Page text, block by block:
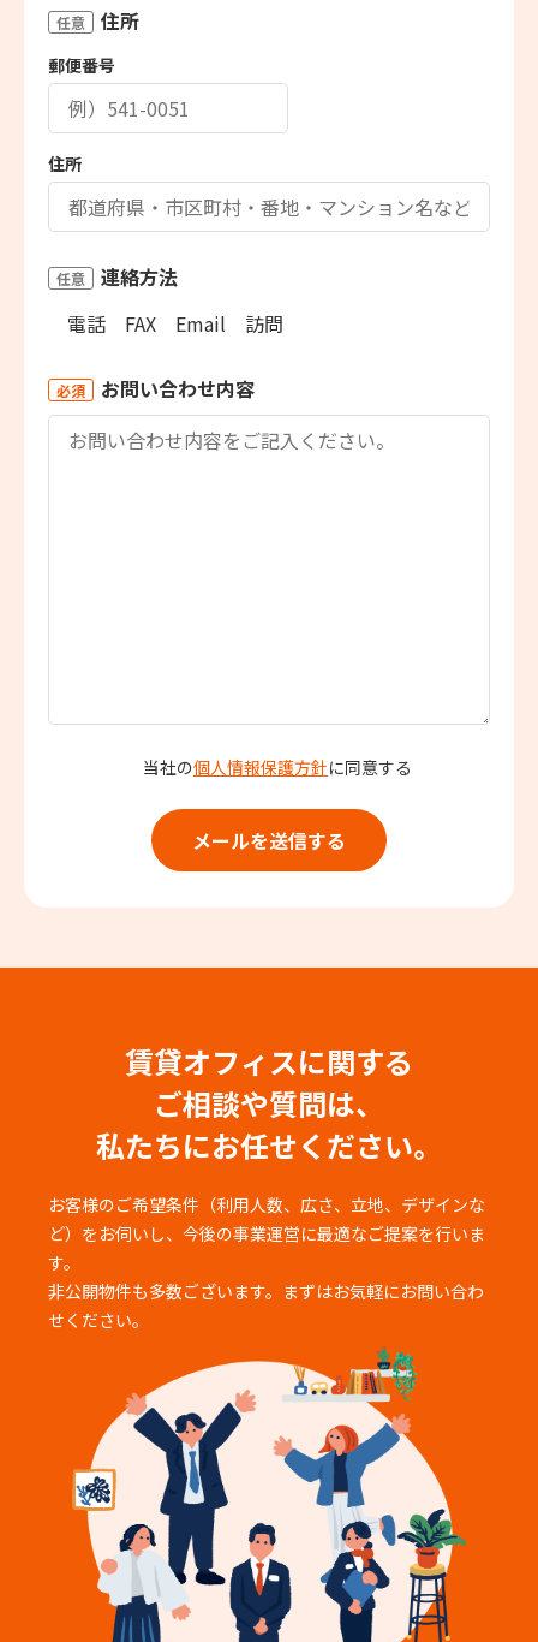
任意 住所
郵便番号
住所
任意
連絡方法
電話
FAX Email 訪問
必須 お問い合わせ内容
当社の個人情報保護方針に同意する
賃貸オフィスに関する
ご相談や質問は、
私たちにお任せください。
お客様のご希望条件（利用人数、広さ、立地、デザインな
ど）をお伺いし、 今後の事業運営に最適なご提案を行いま
す。
非公開物件も多数ございます。まずはお気軽にお問い合わ
せください。